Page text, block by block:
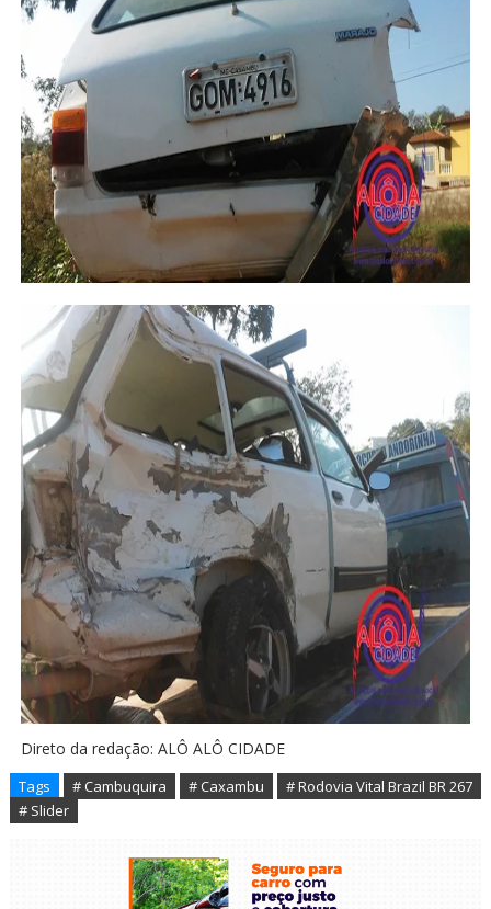
Direto da redação: ALÔ ALÔ CIDADE
Tags # Cambuquira # Caxambu
# Rodovia Vital Brazil BR 267
# Slider